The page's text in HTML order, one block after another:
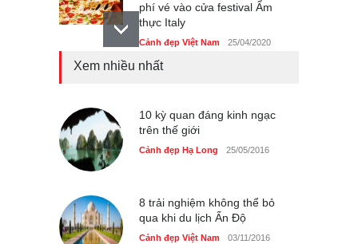
phí vé vào cửa festival Ẩm
thực Italy
Cảnh đẹp Việt Nam 25/04/2020
Cảnh đẹp Việt Nam 25/04/2020
Bán đảo Sơn Trà sẽ là khu
Xem nhiều nhất
10 kỳ quan đáng kinh ngạc
trên thế giới
Cảnh đẹp Hạ Long 25/05/2016
8 trải nghiệm không thể bỏ
qua khi du lịch Ấn Độ
Cảnh đẹp Việt Nam 03/11/2016